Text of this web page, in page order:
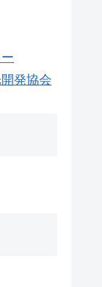
発協会